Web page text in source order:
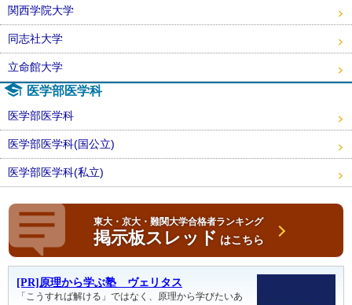
関西学院大学
同志社大学
立命館大学
医学部医学科
医学部医学科
医学部医学科(国公立)
医学部医学科(私立)
東大・京大・難関大学合格者ランキング
掲示板スレッド はこちら